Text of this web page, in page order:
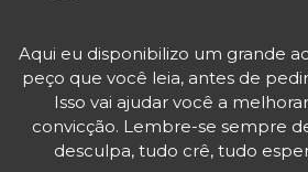
Aqui eu disponibilizo um grande
peço que você leia, antes de
Isso vai ajudar você a
convicção. Lembre-se sempre
desculpa, tudo crê, tudo